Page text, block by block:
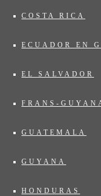
COSTA RICA
ECUADOR EN
EL SALVADOR
FRANS-
GUATEMALA
GUYANA
HONDURAS